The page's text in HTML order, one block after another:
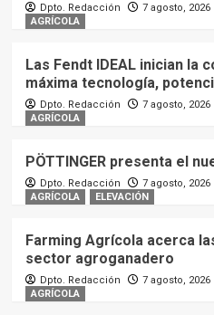
Dpto. Redacción 7 agosto, 2026
AGRÍCOLA
Las Fendt IDEAL inician la
máxima tecnología,
Dpto. Redacción 7 agosto, 2026
AGRÍCOLA
PÖTTINGER presenta el
Dpto. Redacción 7 agosto, 2026
AGRÍCOLA
ELEVACIÓN
Farming Agrícola acerca
sector agroganadero
Dpto. Redacción 7 agosto, 2026
AGRÍCOLA